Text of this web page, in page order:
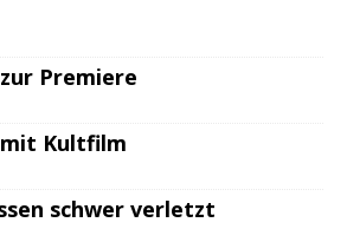
Premiere
Kultfilm
schwer verletzt